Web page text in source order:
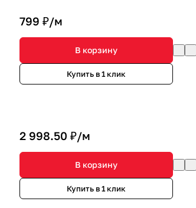
799 ₽/м
В корзину
Купить в 1 клик
2 998.50 ₽/м
В корзину
Купить в 1 клик